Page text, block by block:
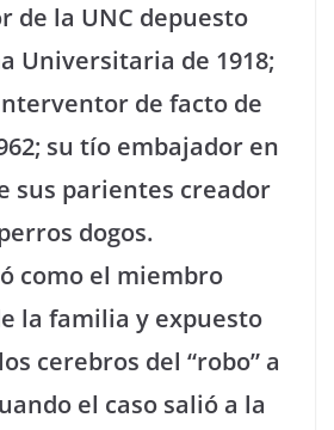
de la UNC depuesto
Universitaria de 1918;
de facto de
su tío embajador en
sus parientes creador
dogos.
como el miembro
la familia y expuesto
cerebros del “robo” a
el caso salió a la